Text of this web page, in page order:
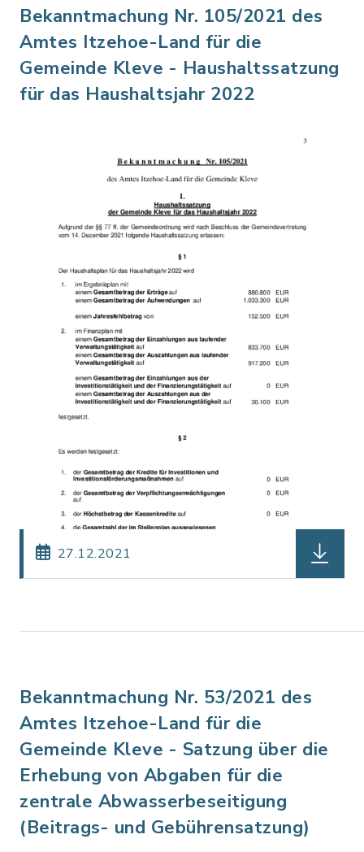
Bekanntmachung Nr. 105/2021 des
Amtes Itzehoe-Land für die
Gemeinde Kleve - Haushaltssatzung
für das Haushaltsjahr 2022
27.12.2021
Bekanntmachung Nr. 53/2021 des
Amtes Itzehoe-Land für die
Gemeinde Kleve - Satzung über die
Erhebung von Abgaben für die
zentrale Abwasserbeseitigung
(Beitrags- und Gebührensatzung)